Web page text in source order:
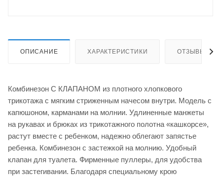
ОПИСАНИЕ ХАРАКТЕРИСТИКИ ОТЗЫВЫ
Комбинезон С КЛАПАНОМ из плотного хлопкового
трикотажа с мягким стриженным начесом внутри. Модель с
капюшоном, карманами на молнии. Удлиненные манжеты
на рукавах и брюках из трикотажного полотна «кашкорсе»,
растут вместе с ребенком, надежно облегают запястье
ребенка. Комбинезон с застежкой на молнию. Удобный
клапан для туалета. Фирменные пуллеры, для удобства
при застегивании. Благодаря специальному крою